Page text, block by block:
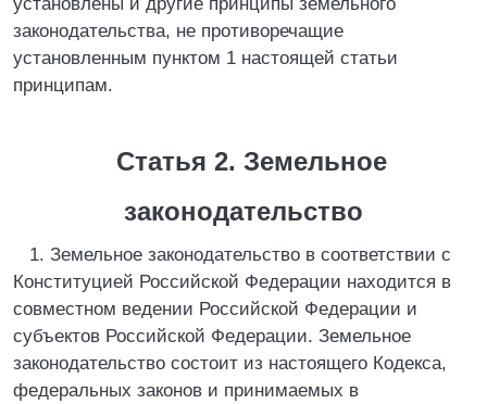
законодательства, не противоречащие
установленным пунктом 1 настоящей статьи
принципам.
Статья 2. Земельное
законодательство
1. Земельное законодательство в соответствии с
Конституцией Российской Федерации находится в
совместном ведении Российской Федерации и
субъектов Российской Федерации. Земельное
законодательство состоит из настоящего Кодекса,
федеральных законов и принимаемых в